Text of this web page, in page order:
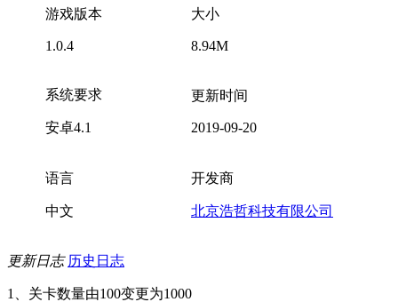
游戏版本
1.0.4
大小
8.94M
系统要求
安卓4.1
更新时间
2019-09-20
语言
中文
开发商
北京浩哲科技有限公司
更新日志 历史日志
1、关卡数量由100变更为1000